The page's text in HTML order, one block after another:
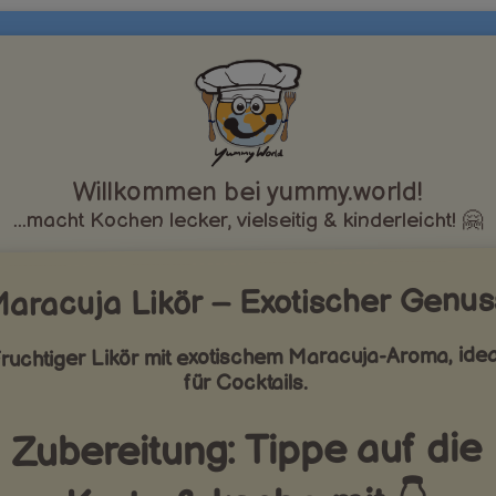
Willkommen bei yummy.world!
...macht Kochen lecker, vielseitig & kinderleicht! 🤗
Likör – Exotischer
Likör mit exotischem Maracuja-Aroma,
für Cocktails.
Zubereitung: Tippe auf die